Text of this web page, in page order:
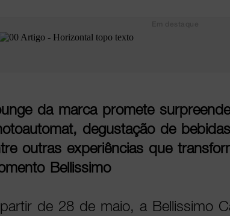
da marca promete
degustação de
outras experiências que
Bellissimo
de 28 de maio, a Bellissimo